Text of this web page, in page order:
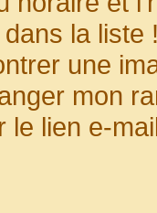
la liste
une
mon
le lien e-